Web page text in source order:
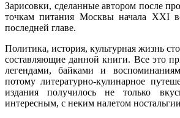
Зарисовки, сделанные автором после
точкам питания Москвы начала XXI
последней главе.
Политика, история, культурная жизнь
составляющие данной книги. Все это
легендами, байками и
потому литературно-кулинарное
издания получилось не только
интересным, с неким налетом